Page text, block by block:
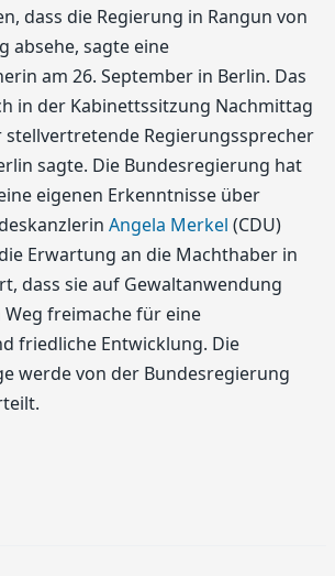
dass die Regierung in Rangun von
absehe, sagte eine
am 26. September in Berlin. Das
in der Kabinettssitzung Nachmittag
stellvertretende Regierungssprecher
sagte. Die Bundesregierung hat
eigenen Erkenntnisse über
Angela Merkel (CDU)
Erwartung an die Machthaber in
dass sie auf Gewaltanwendung
freimache für eine
friedliche Entwicklung. Die
werde von der Bundesregierung